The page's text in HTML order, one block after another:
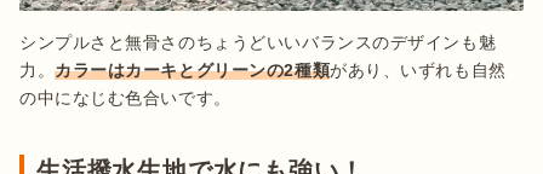
シンプルさと無骨さのちょうどいいバランスのデザインも魅
力。カラーはカーキとグリーンの2種類があり、いずれも自然
の中になじむ色合いです。